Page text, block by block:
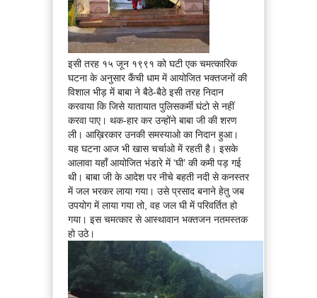
इसी तरह १५ जून १९९१ को घटी एक चमत्कारिक
घटना के अनुसार कैंची धाम में आयोजित भक्तजनों की
विशाल भीड़ में बाबा ने बैठे-बैठे इसी तरह निदान
करवाया कि जिसे यातायात पुलिसकर्मी घंटो से नहीं
करवा पाए। थक-हार कर उन्होंने बाबा जी की शरण
ली। आख़िरकार उनकी समस्याओ का निदान हुआ।
यह घटना आज भी खास चर्चाओ में रहती है। इसके
आलावा यहाँ आयोजित भंडारे में ‘घी’ की कमी पड़ गई
थी। बाबा जी के आदेश पर नीचे बहती नदी से कनस्तर
में जल भरकर लाया गया। उसे प्रसाद बनाने हेतु जब
उपयोग में लाया गया तो, वह जल घी में परिवर्तित हो
गया। इस चमत्कार से आस्थावान भक्तजन नतमस्तक
हो उठे।